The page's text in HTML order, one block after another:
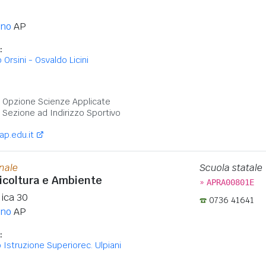
AP
Orsini - Osvaldo Licini
Scienze Applicate
ad Indirizzo Sportivo
e Ambiente
30
AP
Superiorec. Ulpiani
Scuola statale
» APRA00801E
0736 41641